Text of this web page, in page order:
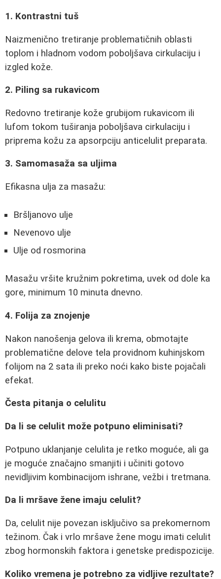
1. Kontrastni tuš
Naizmenično tretiranje problematičnih oblasti
toplom i hladnom vodom poboljšava cirkulaciju i
izgled kože.
2. Piling sa rukavicom
Redovno tretiranje kože grubijom rukavicom ili
lufom tokom tuširanja poboljšava cirkulaciju i
priprema kožu za apsorpciju anticelulit preparata.
3. Samomasaža sa uljima
Efikasna ulja za masažu:
Bršljanovo ulje
Nevenovo ulje
Ulje od rosmorina
Masažu vršite kružnim pokretima, uvek od dole ka
gore, minimum 10 minuta dnevno.
4. Folija za znojenje
Nakon nanošenja gelova ili krema, obmotajte
problematične delove tela providnom kuhinjskom
folijom na 2 sata ili preko noći kako biste pojačali
efekat.
Česta pitanja o celulitu
Da li se celulit može potpuno eliminisati?
Potpuno uklanjanje celulita je retko moguće, ali ga
je moguće značajno smanjiti i učiniti gotovo
nevidljivim kombinacijom ishrane, vežbi i tretmana.
Da li mršave žene imaju celulit?
Da, celulit nije povezan isključivo sa prekomernom
težinom. Čak i vrlo mršave žene mogu imati celulit
zbog hormonskih faktora i genetske predispozicije.
Koliko vremena je potrebno za vidljive rezultate?